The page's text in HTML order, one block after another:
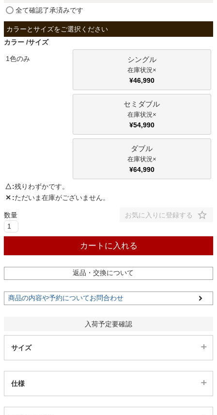
インテリア雑貨
タワー
必
須
全て確認了承済みです
カラー サイズ
1色のみ シングル
×
¥46,990
セミダブル
×
¥54,990
ダブル
×
¥64,990
△ 残りわずかです。
✕ ただいま在庫がございません。
お気に入りに登録する
カートに入れる
返品・交換について
商品の内容や予約についてお問合わせ
入荷予定要確認
サイズ
仕様